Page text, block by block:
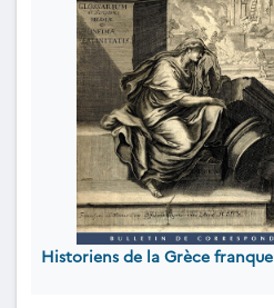
Historiens de la Grèce franque